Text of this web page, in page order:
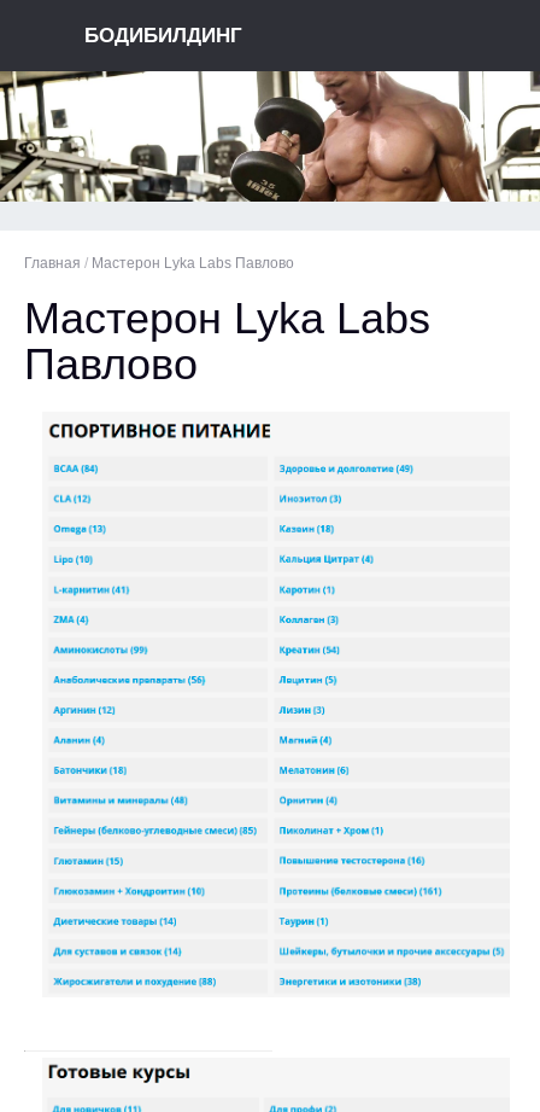
БОДИБИЛДИНГ
Главная / Мастерон Lyka Labs Павлово
Мастерон Lyka Labs
Павлово